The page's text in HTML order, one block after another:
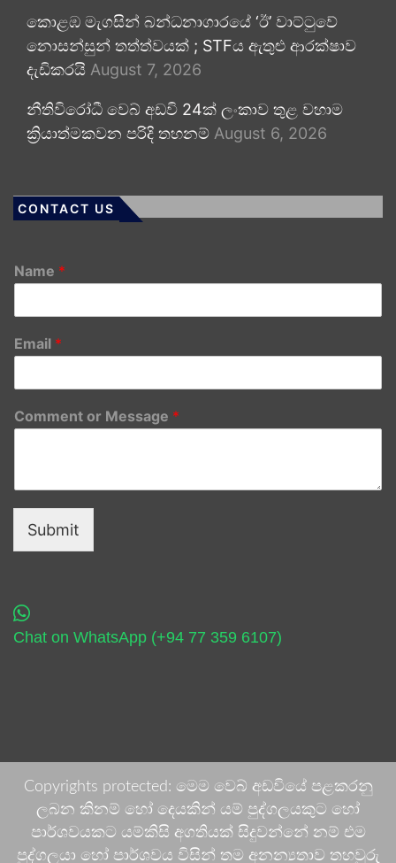
කොළඹ මැගසින් බන්ධනාගාරයේ ‘ඊ’ වාට්ටුවේ
නොසන්සුන් තත්ත්වයක් ; STFය ඇතුළු ආරක්ෂාව
දැඩිකරයි August 7, 2026
නීතිවිරෝධී වෙබ් අඩවි 24ක් ලංකාව තුළ වහාම
ක්‍රියාත්මකවන පරිදි තහනම් August 6, 2026
CONTACT US
Name *
Email *
Comment or Message *
Submit
Chat on WhatsApp (+94 77 359 6107)
Copyrights protected: මෙම වෙබ් අඩවියේ පළකරනු
ලබන කිනම් හෝ දෙයකින් යම් පුද්ගලයකුට හෝ
පාර්ශවයකට යම්කිසි අගතියක් සිදුවන්නේ නම් එම
පුද්ගලයා හෝ පාර්ශවය විසින් තම අනන්‍යතාව තහවුරු